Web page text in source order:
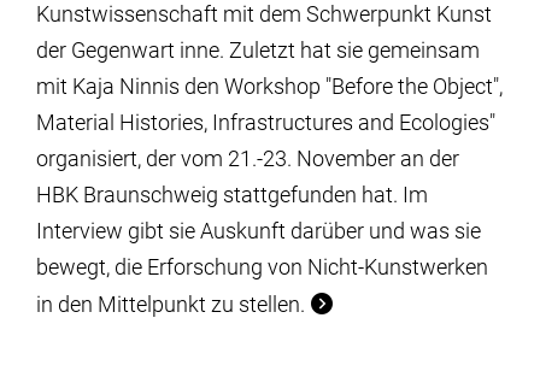
Kunstwissenschaft mit dem Schwerpunkt Kunst
der Gegenwart inne. Zuletzt hat sie gemeinsam
mit Kaja Ninnis den Workshop "Before the Object",
Material Histories, Infrastructures and Ecologies"
organisiert, der vom 21.-23. November an der
HBK Braunschweig stattgefunden hat. Im
Interview gibt sie Auskunft darüber und was sie
bewegt, die Erforschung von Nicht-Kunstwerken
in den Mittelpunkt zu stellen.